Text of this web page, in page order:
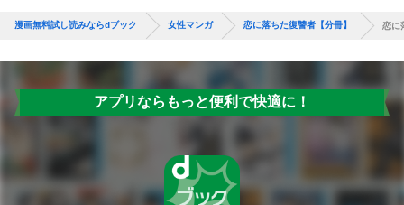
漫画無料試し読みならdブック 女性マンガ 恋に落ちた復讐者【分冊】 恋に
アプリならもっと便利で快適に！